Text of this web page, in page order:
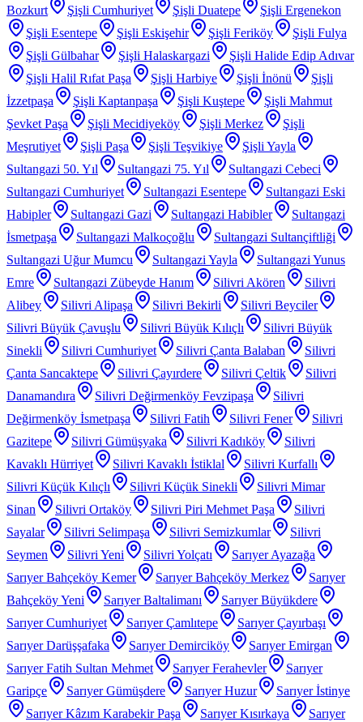
Bozkurt
Şişli Cumhuriyet Şişli Duatepe
Şişli Ergenekon
Şişli Esentepe
Şişli Eskişehir Şişli Feriköy
Şişli Fulya
Şişli Gülbahar
Şişli Halaskargazi
Şişli Halide Edip Adıvar
Şişli Halil Rıfat Paşa
Şişli Harbiye Şişli İnönü
Şişli
İzzetpaşa
Şişli Kaptanpaşa Şişli Kuştepe
Şişli Mahmut
Şevket Paşa
Şişli Mecidiyeköy Şişli Merkez
Şişli
Meşrutiyet
Şişli Paşa Şişli Teşvikiye
Şişli Yayla
Sultangazi 50. Yıl
Sultangazi 75. Yıl
Sultangazi Cebeci
Sultangazi Cumhuriyet
Sultangazi Esentepe
Sultangazi Eski
Habipler
Sultangazi Gazi Sultangazi Habibler
Sultangazi
İsmetpaşa
Sultangazi Malkoçoğlu
Sultangazi Sultançiftliği
Sultangazi Uğur Mumcu
Sultangazi Yayla
Sultangazi Yunus
Emre
Sultangazi Zübeyde Hanım Silivri Akören
Silivri
Alibey
Silivri Alipaşa Silivri Bekirli
Silivri Beyciler
Silivri Büyük Çavuşlu
Silivri Büyük Kılıçlı
Silivri Büyük
Sinekli
Silivri Cumhuriyet Silivri Çanta Balaban
Silivri
Çanta Sancaktepe
Silivri Çayırdere Silivri Çeltik
Silivri
Danamandıra
Silivri Değirmenköy Fevzipaşa
Silivri
Değirmenköy İsmetpaşa
Silivri Fatih Silivri Fener
Silivri
Gazitepe
Silivri Gümüşyaka Silivri Kadıköy
Silivri
Kavaklı Hürriyet
Silivri Kavaklı İstiklal
Silivri Kurfallı
Silivri Küçük Kılıçlı
Silivri Küçük Sinekli
Silivri Mimar
Sinan
Silivri Ortaköy Silivri Piri Mehmet Paşa
Silivri
Sayalar
Silivri Selimpaşa Silivri Semizkumlar
Silivri
Seymen
Silivri Yeni Silivri Yolçatı
Sarıyer Ayazağa
Sarıyer Bahçeköy Kemer
Sarıyer Bahçeköy Merkez
Sarıyer
Bahçeköy Yeni
Sarıyer Baltalimanı
Sarıyer Büyükdere
Sarıyer Cumhuriyet
Sarıyer Çamlıtepe
Sarıyer Çayırbaşı
Sarıyer Darüşşafaka
Sarıyer Demirciköy
Sarıyer Emirgan
Sarıyer Fatih Sultan Mehmet
Sarıyer Ferahevler
Sarıyer
Garipçe
Sarıyer Gümüşdere Sarıyer Huzur
Sarıyer İstinye
Sarıyer Kâzım Karabekir Paşa
Sarıyer Kısırkaya
Sarıyer